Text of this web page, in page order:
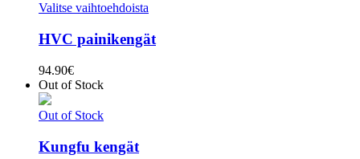
Valitse vaihtoehdoista
HVC painikengät
94.90€
Out of Stock
Out of Stock
Kungfu kengät